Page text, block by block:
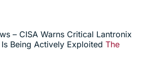
– CISA Warns Critical Lantronix
Being Actively Exploited The